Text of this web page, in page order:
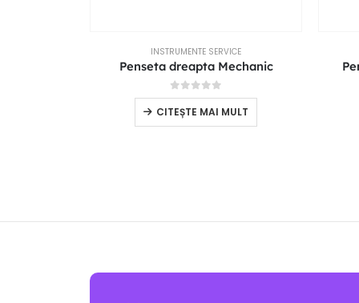
INSTRUMENTE SERVICE
Penseta dreapta Mechanic
0out of 5
CITEȘTE MAI MULT